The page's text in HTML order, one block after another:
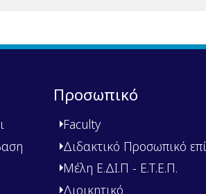
Προσωπικό
Faculty
Διδακτικό Προσωπικό
Μέλη Ε.ΔΙ.Π - Ε.Τ.Ε.Π.
Διοικητικό